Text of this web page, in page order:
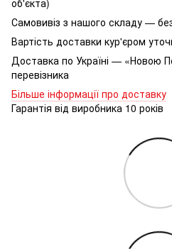
Самовивіз з нашого складу —
Вартість доставки кур'єром
Доставка по Україні — «Новою
перевізника
Більше інформації про доставку
Гарантія від виробника 10 років